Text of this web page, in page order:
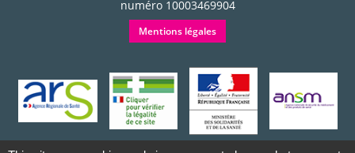
numéro 10003469904
Mentions légales